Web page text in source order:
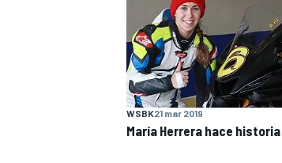
WSBK21 mar 2019
María Herrera hace historia